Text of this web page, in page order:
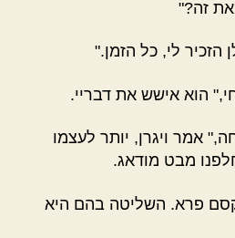
זה?"
הזכיר לי, כל הזמן."
הוא אישש את דבריי.
אמר ויגרן, יותר לעצמו
מבט מודאג.
קסם פרא. השליטה בהם היא